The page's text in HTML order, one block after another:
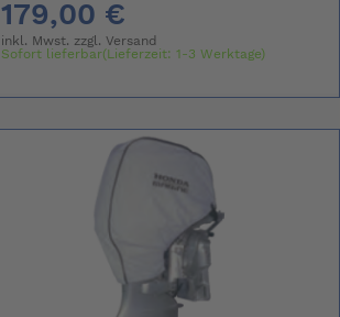
179,00 €
inkl. Mwst. zzgl.Versand
Sofort lieferbar(Lieferzeit: 1-3 Werktage)